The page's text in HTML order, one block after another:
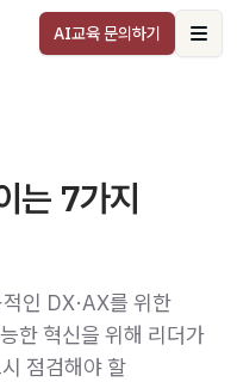
AI교육 문의하기
는 7가지
인 DX·AX를 위한
한 혁신을 위해 리더가
점검해야 할